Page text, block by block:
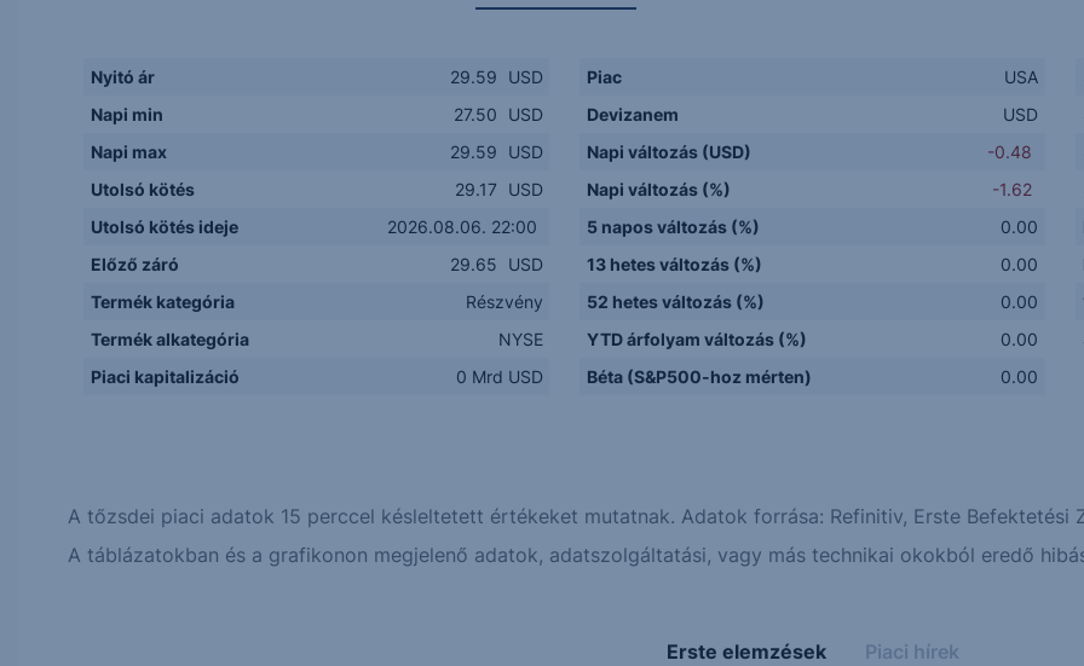
Nyitó ár 29.59
USD
Napi min
27.50
USD
Napi max
29.59
USD
Utolsó kötés
29.17
USD
Utolsó kötés ideje
2026.08.06. 22:00
Előző záró
29.65
USD
Termék kategória
Részvény
Termék alkategória
NYSE
Piaci kapitalizáció
0 Mrd USD
Piac
USA
Devizanem
USD
Napi változás (USD)
-0.48
Napi változás (%)
-1.62
5 napos változás (%)
0.00
13 hetes változás (%)
0.00
52 hetes változás (%)
0.00
YTD árfolyam változás (%)
0.00
Béta (S&P500-hoz mérten)
0.00
A tőzsdei piaci adatok 15 perccel késleltetett értékeket mutatnak. Adatok forrása: Refinitiv, Erste Befektetési
A táblázatokban és a grafikonon megjelenő adatok, adatszolgáltatási, vagy más technikai okokból eredő
Erste elemzések Piaci hírek